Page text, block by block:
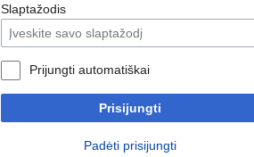
Slaptažodis
Prijungti automatiškai
Prisijungti
Padėti prisijungti